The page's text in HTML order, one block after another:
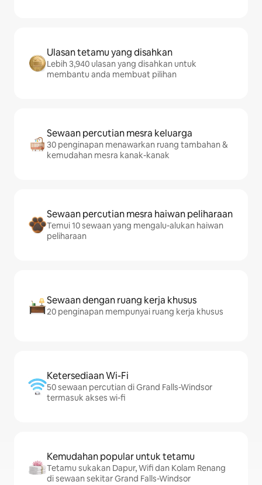
Ulasan tetamu yang disahkan
Lebih 3,940 ulasan yang disahkan untuk
membantu anda membuat pilihan
Sewaan percutian mesra keluarga
30 penginapan menawarkan ruang tambahan &
kemudahan mesra kanak-kanak
Sewaan percutian mesra haiwan peliharaan
Temui 10 sewaan yang mengalu-alukan haiwan
peliharaan
Sewaan dengan ruang kerja khusus
20 penginapan mempunyai ruang kerja khusus
Ketersediaan Wi-Fi
50 sewaan percutian di Grand Falls-Windsor
termasuk akses wi-fi
Kemudahan popular untuk tetamu
Tetamu sukakan Dapur, Wifi dan Kolam Renang
di sewaan sekitar Grand Falls-Windsor